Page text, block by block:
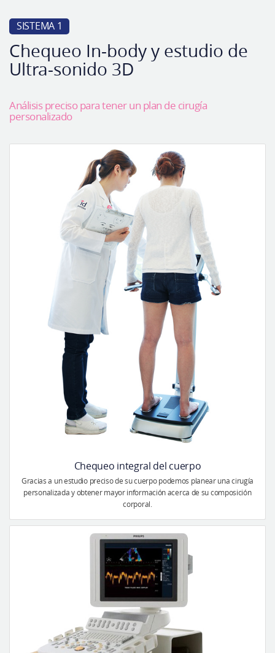
SISTEMA 1
Chequeo In-body y estudio de
Ultra-sonido 3D
Análisis preciso para tener un plan de cirugía
personalizado
Chequeo integral del cuerpo
Gracias a un estudio preciso de su cuerpo podemos planear una cirugía
personalizada y obtener mayor información acerca de su composición
corporal.